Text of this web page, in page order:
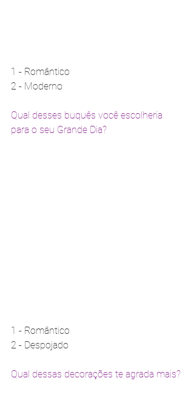
1 - Romântico
2 - Moderno
Qual desses buquês você escolheria
para o seu Grande Dia?
1 - Romântico
2 - Despojado
Qual dessas decorações te agrada mais?